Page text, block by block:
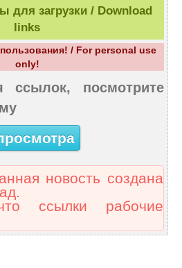
загрузки / Download
links
/ For personal use
only!
ссылок, посмотрите
новость создана
ссылки рабочие